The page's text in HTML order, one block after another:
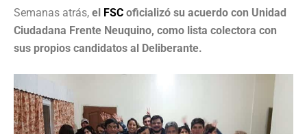
Semanas atrás, el FSC oficializó su acuerdo con Unidad
Ciudadana Frente Neuquino, como lista colectora con
sus propios candidatos al Deliberante.